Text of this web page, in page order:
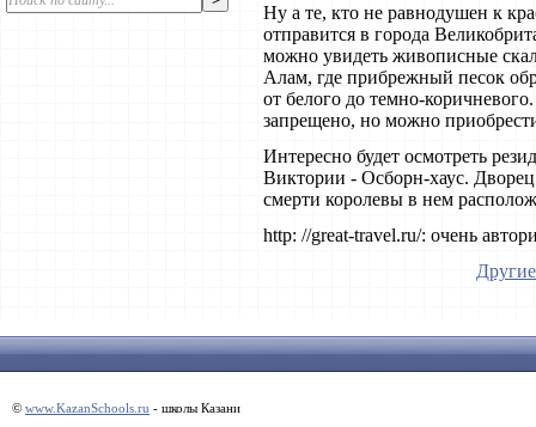
Ну а те, кто не равнодушен к
отправится в города
можно увидеть живописные
Алам, где прибрежный песок
от белого до темно-
запрещено, но можно
Интересно будет осмотреть
Виктории - Осборн-хаус. Дворец
смерти королевы в нем
http: //great-travel.ru/: очень
© www.KazanSchools.ru - школы Казани